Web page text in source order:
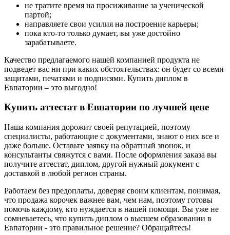
не тратите время на просиживание за ученической
партой;
направляете свои усилия на построение карьеры;
пока кто-то только думает, вы уже достойно
зарабатываете.
Качество предлагаемого нашей компанией продукта не
подведет вас ни при каких обстоятельствах: он будет со всеми
защитами, печатями и подписями. Купить диплом в
Евпатории – это выгодно!
Купить аттестат в Евпатории по лучшей цене
Наша компания дорожит своей репутацией, поэтому
специалисты, работающие с документами, знают о них все и
даже больше. Оставьте заявку на обратный звонок, и
консультанты свяжутся с вами. После оформления заказа вы
получите аттестат, диплом, другой нужный документ с
доставкой в любой регион страны.
Работаем без предоплаты, доверяя своим клиентам, понимая,
что продажа корочек важнее вам, чем нам, поэтому готовы
помочь каждому, кто нуждается в нашей помощи. Вы уже не
сомневаетесь, что купить диплом о высшем образовании в
Евпатории - это правильное решение? Обращайтесь!